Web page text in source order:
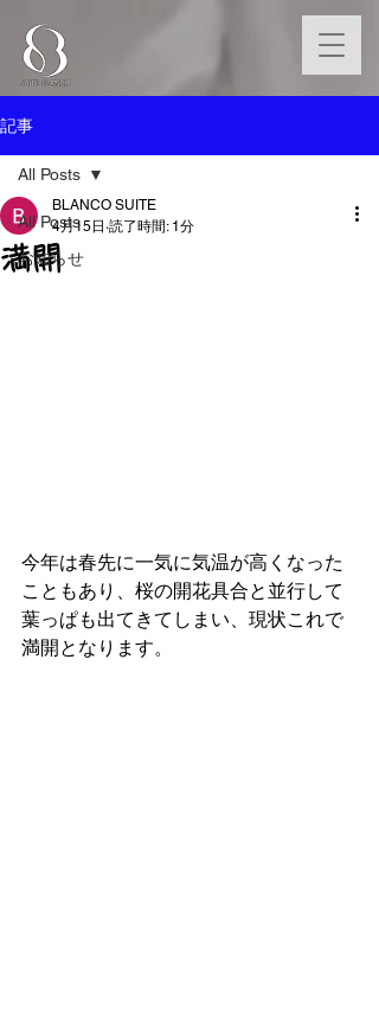
記事
All Posts
お知らせ
All Posts
満開
BLANCO SUITE
4月15日 読了時間: 1分
今年は春先に一気に気温が高くなった
こともあり、桜の開花具合と並行して
葉っぱも出てきてしまい、現状これで
満開となります。